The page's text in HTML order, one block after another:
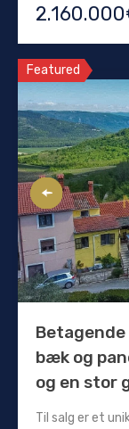
Featured
bæk og
og en stor
Til salg er et